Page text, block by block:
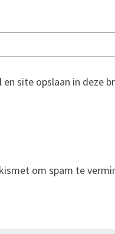
en site opslaan in deze
om spam te